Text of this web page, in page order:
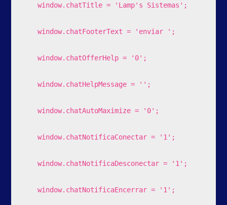
    window.chatTitle = 'Lamp's Sistemas';
    window.chatFooterText = 'enviar ';
    window.chatOfferHelp = '0';
    window.chatHelpMessage = '';
    window.chatAutoMaximize = '0';
    window.chatNotificaConectar = '1';
    window.chatNotificaDesconectar = '1';
    window.chatNotificaEncerrar = '1';